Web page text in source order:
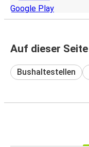
Auf dieser Seite
Bushaltestellen